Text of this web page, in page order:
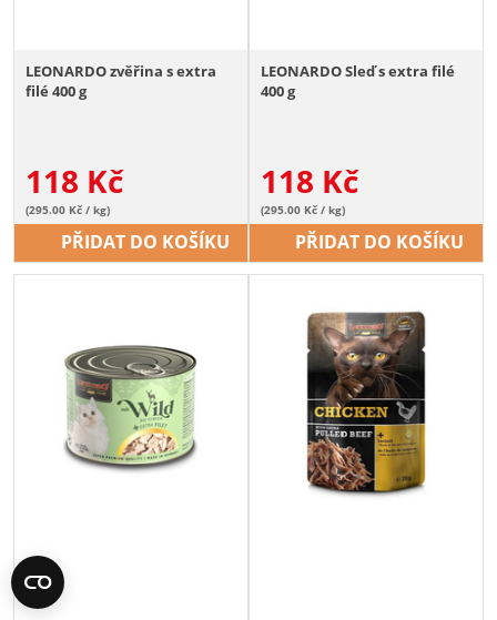
LEONARDO zvěřina s extra
filé 400 g
118 Kč
(295.00 Kč / kg)
PŘIDAT DO KOŠÍKU
LEONARDO Sleď s extra filé
400 g
118 Kč
(295.00 Kč / kg)
PŘIDAT DO KOŠÍKU